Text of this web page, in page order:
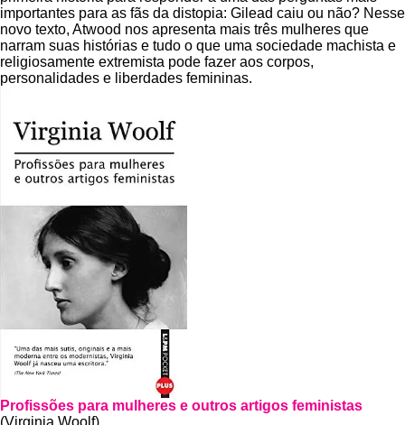
importantes para as fãs da distopia: Gilead caiu ou não? Nesse
novo texto, Atwood nos apresenta mais três mulheres que
narram suas histórias e tudo o que uma sociedade machista e
religiosamente extremista pode fazer aos corpos,
personalidades e liberdades femininas.
Profissões para mulheres e outros artigos feministas
(Virginia Woolf)